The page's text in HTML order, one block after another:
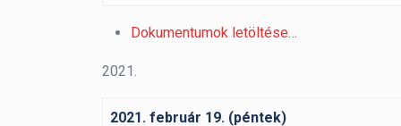
Dokumentumok letöltése…
2021.
2021. február 19. (péntek)